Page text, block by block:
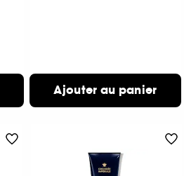
Ajouter au panier